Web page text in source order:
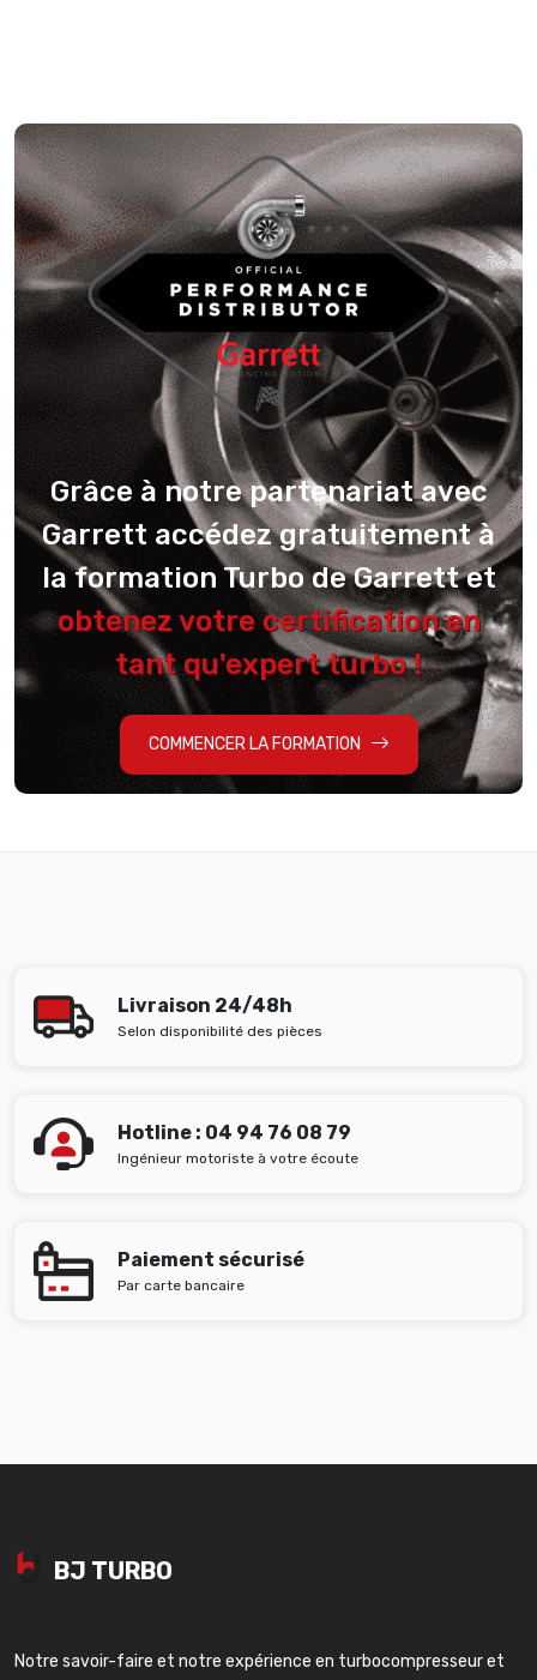
Grâce à notre partenariat avec
Garrett accédez gratuitement à
la formation Turbo de Garrett et
obtenez votre certification en
tant qu'expert turbo !
COMMENCER LA FORMATION
Livraison 24/48h
Selon disponibilité des pièces
Hotline : 04 94 76 08 79
Ingénieur motoriste à votre écoute
Paiement sécurisé
Par carte bancaire
BJ TURBO
Notre savoir-faire et notre expérience en turbocompresseur et